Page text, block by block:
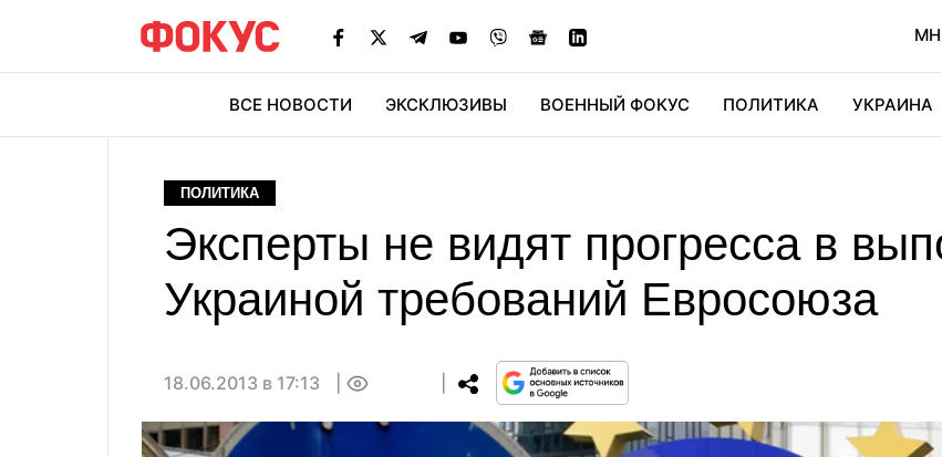
ВСЕ НОВОСТИ ЭКСКЛЮЗИВЫ ВОЕННЫЙ ФОКУС ПОЛИТИКА УКРАИНА
ПОЛИТИКА
Эксперты не видят прогресса в
Украиной требований Евросоюза
18.06.2013 в 17:13